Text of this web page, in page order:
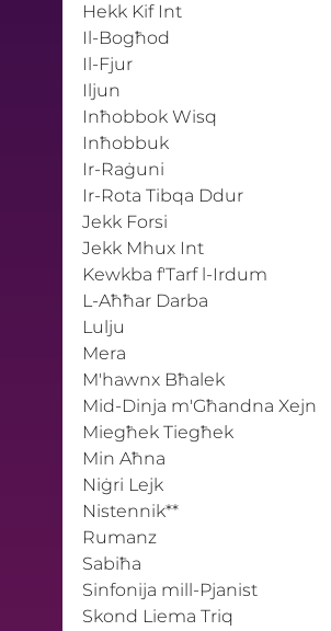
Hekk Kif Int
Il-Bogħod
Il-Fjur
Iljun
Inħobbok Wisq
Inħobbuk
Ir-Raġuni
Ir-Rota Tibqa Ddur
Jekk Forsi
Jekk Mhux Int
Kewkba f'Tarf l-Irdum
L-Aħħar Darba
Lulju
Mera
M'hawnx Bħalek
Mid-Dinja m'Għandna Xejn
Miegħek Tiegħek
Min Aħna
Niġri Lejk
Nistennik**
Rumanz
Sabiħa
Sinfonija mill-Pjanist
Skond Liema Triq